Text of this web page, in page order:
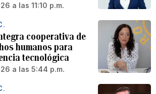
a las 11:10 p.m.
cooperativa de
humanos para
tecnológica
a las 5:44 p.m.